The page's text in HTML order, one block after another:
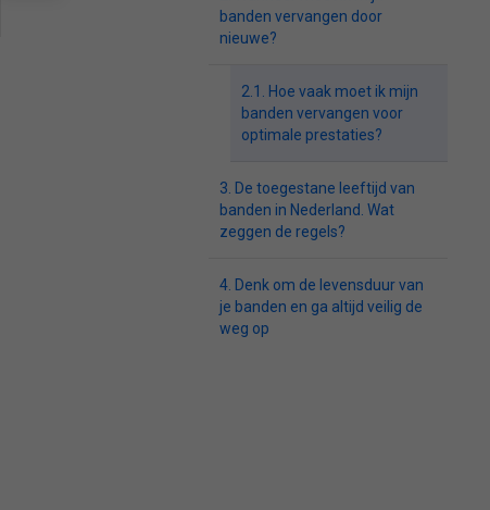
banden vervangen door
nieuwe?
Hoe vaak moet ik mijn
banden vervangen voor
optimale prestaties?
De toegestane leeftijd van
banden in Nederland. Wat
zeggen de regels?
Denk om de levensduur van
je banden en ga altijd veilig de
weg op